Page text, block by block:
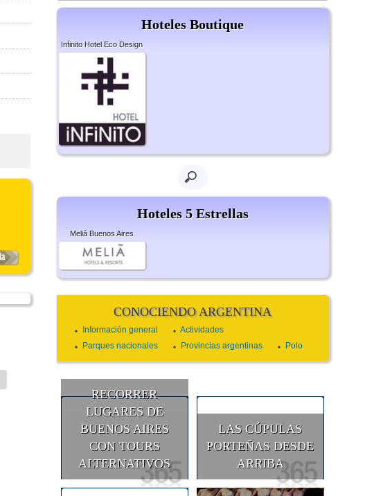
Hoteles Boutique
Infinito Hotel Eco Design
Hoteles 5 Estrellas
Meliá Buenos Aires
CONOCIENDO ARGENTINA
Información general
Actividades
Parques nacionales
Provincias argentinas Polo
RECORRER
LUGARES DE
BUENOS AIRES
CON TOURS
ALTERNATIVOS
LAS CÚPULAS
PORTEÑAS DESDE
ARRIBA